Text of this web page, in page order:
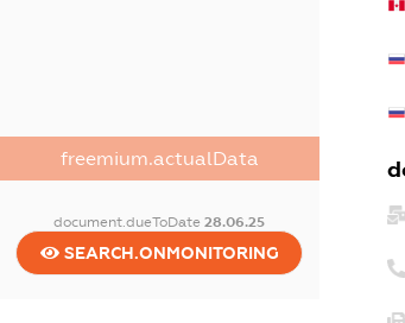
freemium.actualData
document.dueToDate28.06.25
SEARCH.ONMONITORING